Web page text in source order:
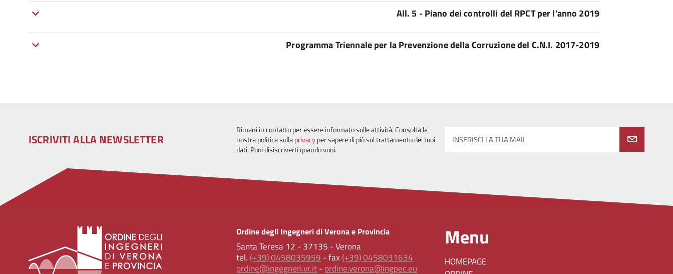
All. 5 - Piano dei controlli del RPCT per l'anno 2019
Programma Triennale per la Prevenzione della Corruzione del C.N.I. 2017-2019
ISCRIVITI ALLA NEWSLETTER
Rimani in contatto per essere informato sulle attività. Consulta la
nostra politica sullaprivacyper sapere di più sul trattamento dei tuoi
dati. Puoi disiscriverti quando vuoi.
INSERISCI LA TUA MAIL
Ordine degli Ingegneri di Verona e Provincia
Santa Teresa 12 - 37135 - Verona
tel. (+39) 0458035959 - fax (+39) 0458031634
ordine@ingegneri.vr.it-ordine.verona@ingpec.eu
Menu
HOMEPAGE